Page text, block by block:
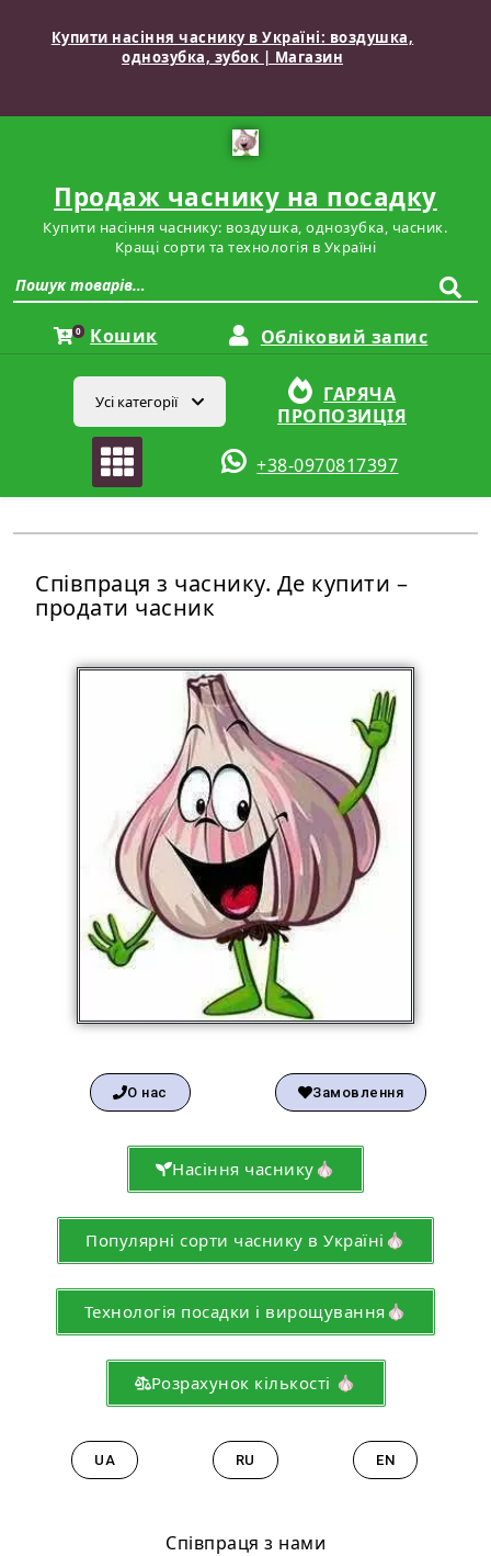
Купити насіння часнику в Україні: воздушка,
однозубка, зубок | Магазин
Продаж часнику на посадку
Купити насіння часнику: воздушка, однозубка, часник.
Кращі сорти та технологія в Україні
0 Кошик Обліковий запис
Усі категорії
ГАРЯЧА
ПРОПОЗИЦІЯ
+38-0970817397
Співпраця з часнику. Де купити –
продати часник
О нас Замовлення
Насіння часнику🧄
Популярні сорти часнику в Україні🧄
Технологія посадки і вирощування🧄
Розрахунок кількості 🧄
UA RU EN
Співпраця з нами